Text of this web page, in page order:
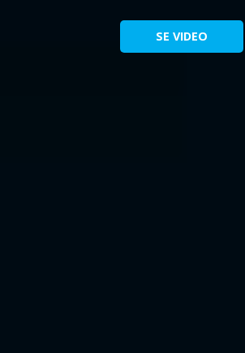
SE VIDEO